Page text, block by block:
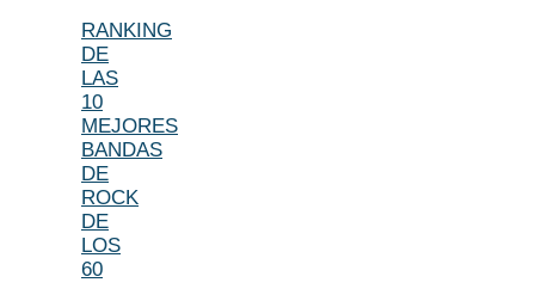
RANKING
DE
LAS
10
MEJORES
BANDAS
DE
ROCK
DE
LOS
60